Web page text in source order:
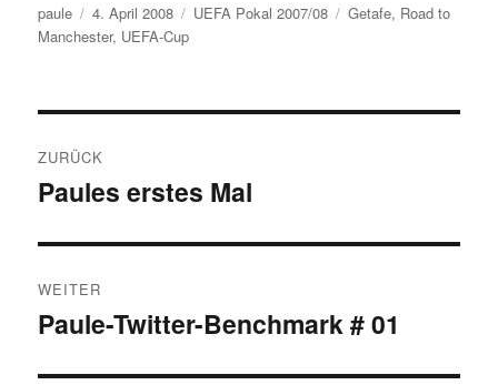
Autor
paule
Veröffentlicht
am
4. April 2008 Kategorien
UEFA Pokal 2007/08 Schlagwörter
Getafe, Road to
Manchester, UEFA-Cup
ZURÜCK
Vorheriger
Paules erstes Mal
WEITER
Nächster
Paule-Twitter-Benchmark # 01